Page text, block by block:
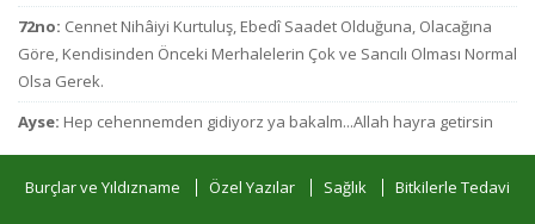
72no: Cennet Nihâiyi Kurtuluş, Ebedî Saadet Olduğuna, Olacağına
Göre, Kendisinden Önceki Merhalelerin Çok ve Sancılı Olması Normal
Olsa Gerek.
Ayse: Hep cehennemden gidiyorz ya bakalm...Allah hayra getirsin
Burçlar ve Yıldızname Özel Yazılar Sağlık Bitkilerle Tedavi